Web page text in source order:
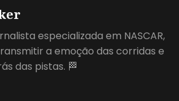
especializada em NASCAR,
a emoção das corridas e
das pistas. 🏁